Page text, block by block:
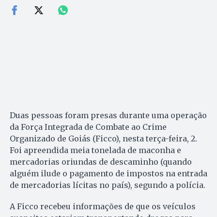
Duas pessoas foram presas durante uma operação
da Força Integrada de Combate ao Crime
Organizado de Goiás (Ficco), nesta terça-feira, 2.
Foi apreendida meia tonelada de maconha e
mercadorias oriundas de descaminho (quando
alguém ilude o pagamento de impostos na entrada
de mercadorias lícitas no país), segundo a polícia.
A Ficco recebeu informações de que os veículos